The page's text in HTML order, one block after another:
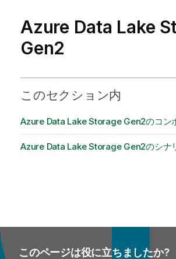
Azure Data Lake
Gen2
このセクション内
Azure Data Lake Storage Gen2のコン
Azure Data Lake Storage Gen2のシナ
このページは役に立ちましたか?